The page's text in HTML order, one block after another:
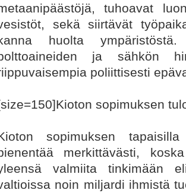
tuhoavat
sekä siirtävät
huolta
ja sähkön
poliittisesti
sopimuksen
sopimuksen
merkittävästi,
valmiita tinkimään
noin miljardi ihmistä